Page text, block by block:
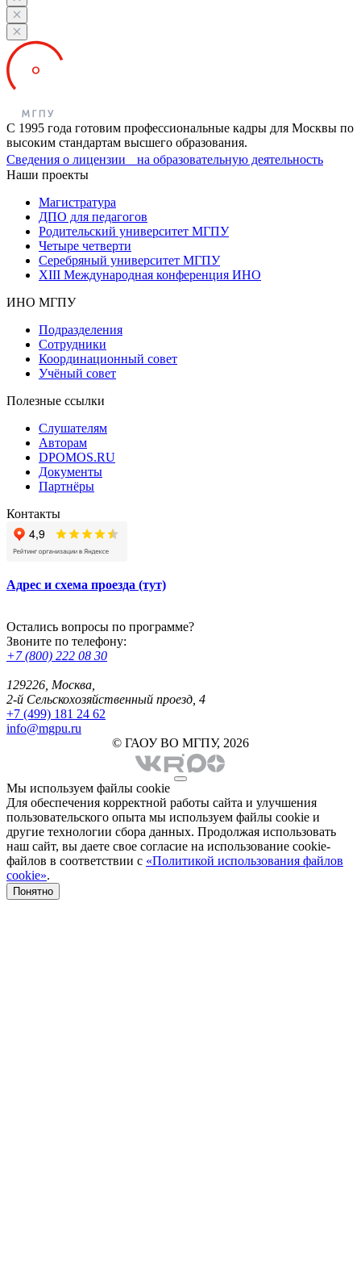
С 1995 года готовим профессиональные кадры для Москвы по
высоким стандартам высшего образования.
Сведения о лицензии на образовательную деятельность
Наши проекты
Магистратура
ДПО для педагогов
Родительский университет МГПУ
Четыре четверти
Серебряный университет МГПУ
XIII Международная конференция ИНО
ИНО МГПУ
Подразделения
Сотрудники
Координационный совет
Учёный совет
Полезные ссылки
Слушателям
Авторам
DPOMOS.RU
Документы
Партнёры
Контакты
Адрес и схема проезда (тут)
Остались вопросы по программе?
Звоните по телефону:
+7 (800) 222 08 30
129226, Москва,
2-й Сельскохозяйственный проезд, 4
+7 (499) 181 24 62
info@mgpu.ru
© ГАОУ ВО МГПУ, 2026
Мы используем файлы cookie
Для обеспечения корректной работы сайта и улучшения
пользовательского опыта мы используем файлы cookie и
другие технологии сбора данных. Продолжая использовать
наш сайт, вы даете свое согласие на использование cookie-
файлов в соответствии с «Политикой использования файлов
cookie».
Понятно